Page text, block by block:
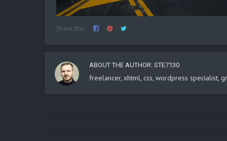
Share this:
ABOUT THE AUTHOR: STE7130
freelancer, xhtml, css, wordpress specialist,